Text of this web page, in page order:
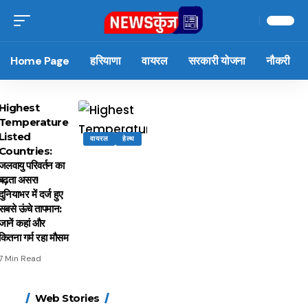
Home Page हरियाणा वायरल सरकारी योजना नौकरी
वायरल हेल्थ
परिवर्तन का
असर!
में दर्ज हुए
ऊंचे तापमान:
कहां और
गर्म रहा मौसम
Min Read
Web Stories
15 नवंबर से लागू होंगे
मोटापे को कम करने के लिए